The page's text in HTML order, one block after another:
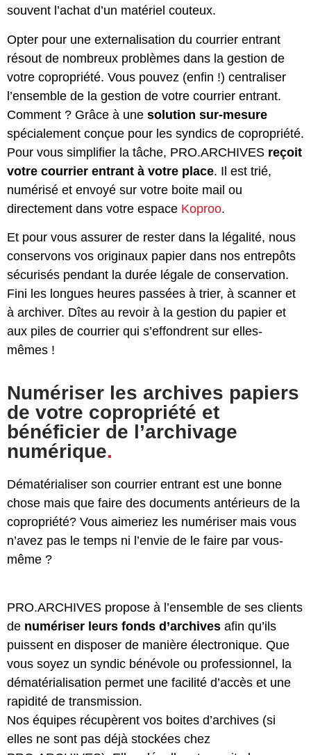
souvent l’achat d’un matériel couteux.
Opter pour une externalisation du courrier entrant
résout de nombreux problèmes dans la gestion de
votre copropriété. Vous pouvez (enfin !) centraliser
l’ensemble de la gestion de votre courrier entrant.
Comment ? Grâce à une solution sur-mesure
spécialement conçue pour les syndics de copropriété.
Pour vous simplifier la tâche, PRO.ARCHIVES reçoit
votre courrier entrant à votre place. Il est trié,
numérisé et envoyé sur votre boite mail ou
directement dans votre espace Koproo.
Et pour vous assurer de rester dans la légalité, nous
conservons vos originaux papier dans nos entrepôts
sécurisés pendant la durée légale de conservation.
Fini les longues heures passées à trier, à scanner et
à archiver. Dîtes au revoir à la gestion du papier et
aux piles de courrier qui s’effondrent sur elles-
mêmes !
Numériser les archives papiers
de votre copropriété et
bénéficier de l’archivage
numérique.
Dématérialiser son courrier entrant est une bonne
chose mais que faire des documents antérieurs de la
copropriété? Vous aimeriez les numériser mais vous
n’avez pas le temps ni l’envie de le faire par vous-
même ?
PRO.ARCHIVES propose à l’ensemble de ses clients
de numériser leurs fonds d’archives afin qu’ils
puissent en disposer de manière électronique. Que
vous soyez un syndic bénévole ou professionnel, la
dématérialisation permet une facilité d’accès et une
rapidité de transmission.
Nos équipes récupèrent vos boites d’archives (si
elles ne sont pas déjà stockées chez